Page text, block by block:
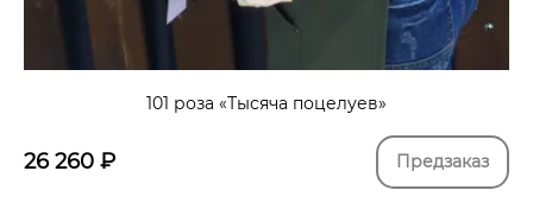
101 роза «Тысяча поцелуев»
26 260 ₽ Предзаказ